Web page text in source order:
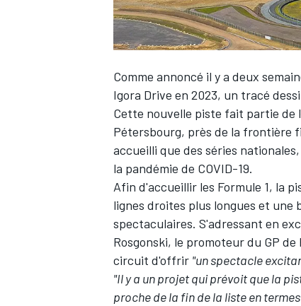
WEC
Comme annoncé il y a deux
Igora Drive en 2023, un tracé
Cette nouvelle piste fait partie de
Pétersbourg, près de la frontière
accueilli que des séries
la pandémie de COVID-19.
Afin d'accueillir les Formule 1, la
lignes droites plus longues et
spectaculaires. S'adressant en
Rosgonski, le promoteur du GP
circuit d'offrir "un spectacle
"Il y a un projet qui prévoit que la
proche de la fin de la liste en